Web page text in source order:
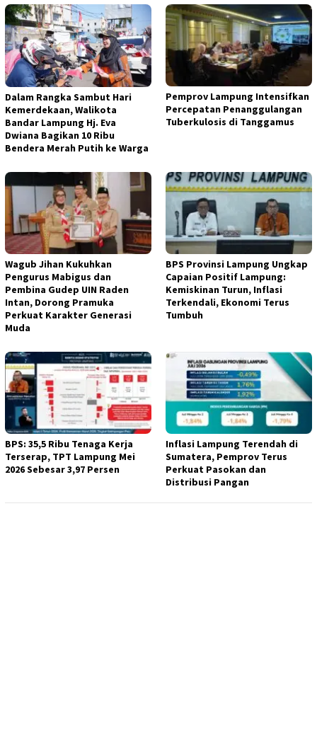
Dalam Rangka Sambut Hari
Kemerdekaan, Walikota
Bandar Lampung Hj. Eva
Dwiana Bagikan 10 Ribu
Bendera Merah Putih ke Warga
Pemprov Lampung Intensifkan
Percepatan Penanggulangan
Tuberkulosis di Tanggamus
Wagub Jihan Kukuhkan
Pengurus Mabigus dan
Pembina Gudep UIN Raden
Intan, Dorong Pramuka
Perkuat Karakter Generasi
Muda
BPS Provinsi Lampung Ungkap
Capaian Positif Lampung:
Kemiskinan Turun, Inflasi
Terkendali, Ekonomi Terus
Tumbuh
BPS: 35,5 Ribu Tenaga Kerja
Terserap, TPT Lampung Mei
2026 Sebesar 3,97 Persen
Inflasi Lampung Terendah di
Sumatera, Pemprov Terus
Perkuat Pasokan dan
Distribusi Pangan